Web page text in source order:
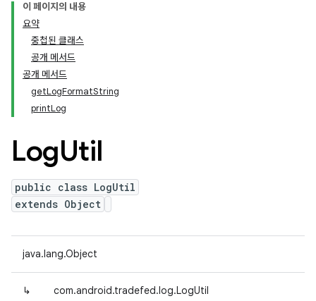
이 페이지의 내용
요약
중첩된 클래스
공개 메서드
공개 메서드
getLogFormatString
printLog
LogUtil
public class LogUtil
extends Object
java.lang.Object
↳ com.android.tradefed.log.LogUtil